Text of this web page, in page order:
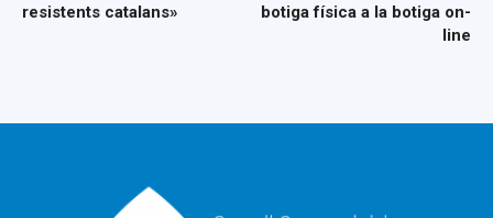
resistents catalans»
botiga física a la botiga on-
line